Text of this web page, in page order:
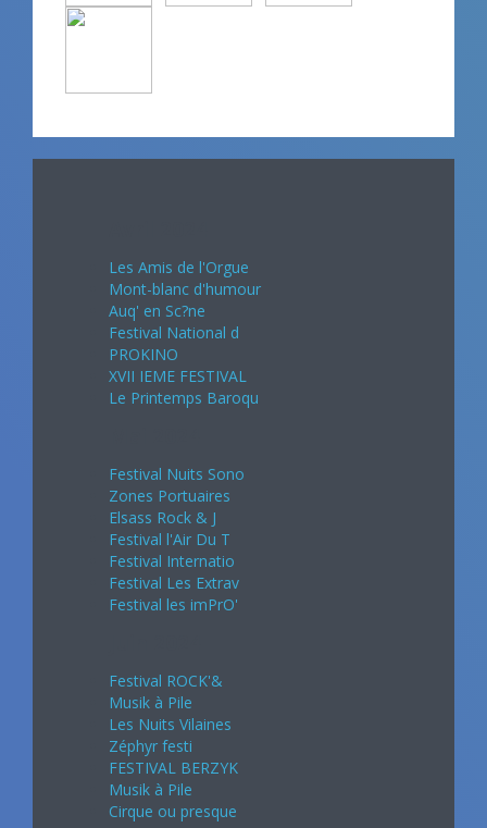
Les Amis de l'Orgue
Mont-blanc d'humour
Auq' en Sc?ne
Festival National d
PROKINO
XVII IEME FESTIVAL
Le Printemps Baroqu
Festival Nuits Sono
Zones Portuaires
Elsass Rock & J
Festival l'Air Du T
Festival Internatio
Festival Les Extrav
Festival les imPrO'
Festival ROCK'&
Musik à Pile
Les Nuits Vilaines
Zéphyr festi
FESTIVAL BERZYK
Musik à Pile
Cirque ou presque